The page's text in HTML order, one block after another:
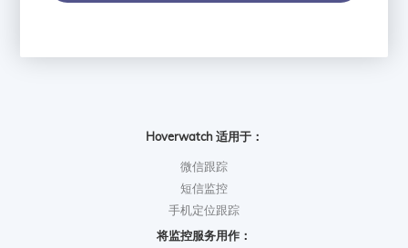
Hoverwatch 适用于：
微信跟踪
短信监控
手机定位跟踪
将监控服务用作：